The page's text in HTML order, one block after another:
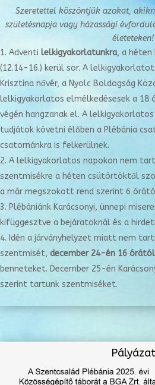
Szeretettel köszöntjük azokat,
születésnapja vagy házassági
életeteken!
Adventi lelkigyakorlatunkra, a héten
(12.14-16.) kerül sor. A
Krisztina nővér, a Nyolc Boldogság
lelkigyakorlatos elmélkedésesek a 18
végén hangzanak el. A
tudjátok követni élőben a Plébánia
csatornánkra is felkerülnek.
A lelkigyakorlatos napokon nem
szentmisékre a héten csütörtöktől
a már megszokott rend szerint 6
Plébániánk Karácsonyi, ünnepi
kifüggesztve a bejáratoknál és a
Idén a járványhelyzet miatt nem
szentmisét, december 24-én 16
benneteket. December 25-én
szerint tartunk szentmiséket.
Pályázat